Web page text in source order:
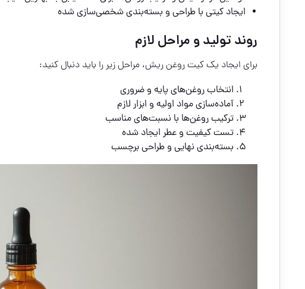
ایجاد کیتی با طراحی و بسته‌بندی شخصی‌سازی شده
روند تولید و مراحل لازم
برای ایجاد یک کیت روغن ریش، مراحل زیر را باید دنبال کنید:
انتخاب روغن‌های پایه و ضروری
آماده‌سازی مواد اولیه و ابزار لازم
ترکیب روغن‌ها با نسبت‌های مناسب
تست کیفیت و عطر ایجاد شده
بسته‌بندی نهایی و طراحی برچسب